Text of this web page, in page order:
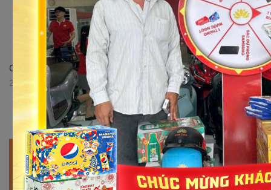
Giới thiệu xe số 50cc Sirius Victoria tại Xe điện Nam Tiến
29/05/2023 16:52:51